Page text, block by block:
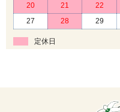
20
21 22
27
28 29
定休日